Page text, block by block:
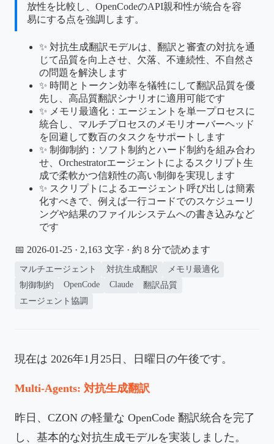
放性を比較し、OpenCodeのAPI親和性が統合を容
易にする点を強調します。
✨ 対抗生成翻訳モデルは、翻訳と審査の対抗を通
じて品質を向上させ、欠落、不連続性、不自然さ
の問題を解決します
✨ 時間とトークン効率を犠牲にして翻訳品質を優
先し、高品質翻訳シナリオに適用可能です
✨ メモリ最適化：エージェントを単一プロセスに
統合し、マルチプロセスのメモリオーバーヘッド
を回避して数百のタスクをサポートします
✨ 制御制約：ソフト制約とハード制約を組み合わ
せ、Orchestratorエージェントによるスクリプト生
成で柔軟かつ信頼性の高い制御を実現します
✨ スクリプトによるエージェント呼び出しは簡素
化すべきで、例えば一行コードでのスケジューリ
ングや結果のファイルシステムへの書き込みなど
です
📅 2026-01-25 · 2,163 文字 · 約 8 分で読めます
マルチエージェント 対抗生成翻訳
メモリ最適化
制御制約
OpenCode Claude
翻訳品質
エージェント協調
現在は 2026年1月25日、日曜日の午後です。
Multi-Agents: 対抗生成翻訳
昨日、CZON の軽量な OpenCode 翻訳統合を完了
し、基本的な対抗生成モデルを実装しました。